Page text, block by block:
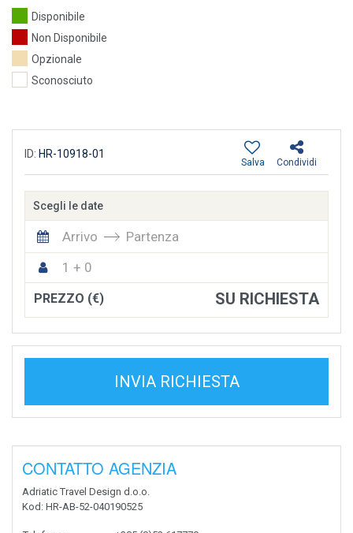
Disponibile
Non Disponibile
Opzionale
Sconosciuto
ID: HR-10918-01
Condividi
Salva
Scegli le date
Arrivo
Partenza
1 + 0
PREZZO (€) SU RICHIESTA
INVIA RICHIESTA
CONTATTO AGENZIA
Adriatic Travel Design d.o.o.
Kod : HR-AB-52-040190525